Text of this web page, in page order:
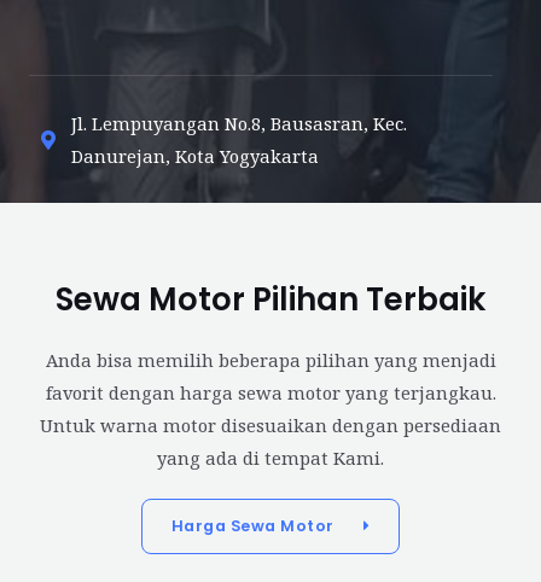
Jl. Lempuyangan No.8, Bausasran, Kec.
Danurejan, Kota Yogyakarta
Sewa Motor Pilihan Terbaik
Anda bisa memilih beberapa pilihan yang menjadi
favorit dengan harga sewa motor yang terjangkau.
Untuk warna motor disesuaikan dengan persediaan
yang ada di tempat Kami.
Harga Sewa Motor